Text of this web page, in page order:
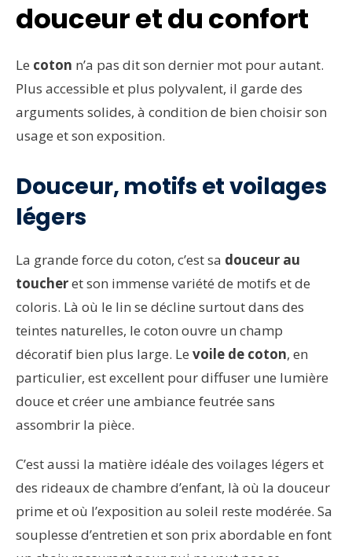
douceur et du confort
Le coton n’a pas dit son dernier mot pour autant.
Plus accessible et plus polyvalent, il garde des
arguments solides, à condition de bien choisir son
usage et son exposition.
Douceur, motifs et voilages
légers
La grande force du coton, c’est sa douceur au
toucheret son immense variété de motifs et de
coloris. Là où le lin se décline surtout dans des
teintes naturelles, le coton ouvre un champ
décoratif bien plus large. Le voile de coton, en
particulier, est excellent pour diffuser une lumière
douce et créer une ambiance feutrée sans
assombrir la pièce.
C’est aussi la matière idéale des voilages légers et
des rideaux de chambre d’enfant, là où la douceur
prime et où l’exposition au soleil reste modérée. Sa
souplesse d’entretien et son prix abordable en font